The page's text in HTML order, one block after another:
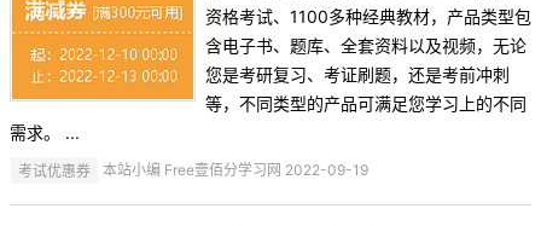
资格考试、1100多种经典教材，产品类型包
含电子书、题库、全套资料以及视频，无论
您是考研复习、考证刷题，还是考前冲刺
等，不同类型的产品可满足您学习上的不同
需求。 ...
考试优惠券 本站小编 Free壹佰分学习网 2022-09-19